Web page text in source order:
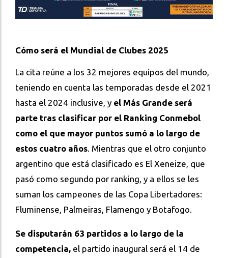
Cómo será el Mundial de Clubes 2025
La cita reúne a los 32 mejores equipos del mundo,
teniendo en cuenta las temporadas desde el 2021
hasta el 2024 inclusive, y el Más Grande será
parte tras clasificar por el Ranking Conmebol
como el que mayor puntos sumó a lo largo de
estos cuatro años . Mientras que el otro conjunto
argentino que está clasificado es El Xeneize, que
pasó como segundo por ranking, y a ellos se les
suman los campeones de las Copa Libertadores:
Fluminense, Palmeiras, Flamengo y Botafogo.
Se disputarán 63 partidos a lo largo de la
competencia, el partido inaugural será el 14 de